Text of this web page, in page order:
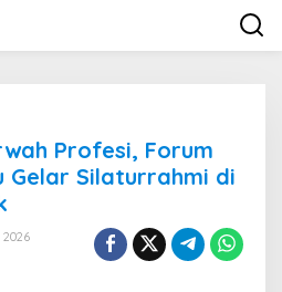
Profesi, Forum
Silaturrahmi di
2026